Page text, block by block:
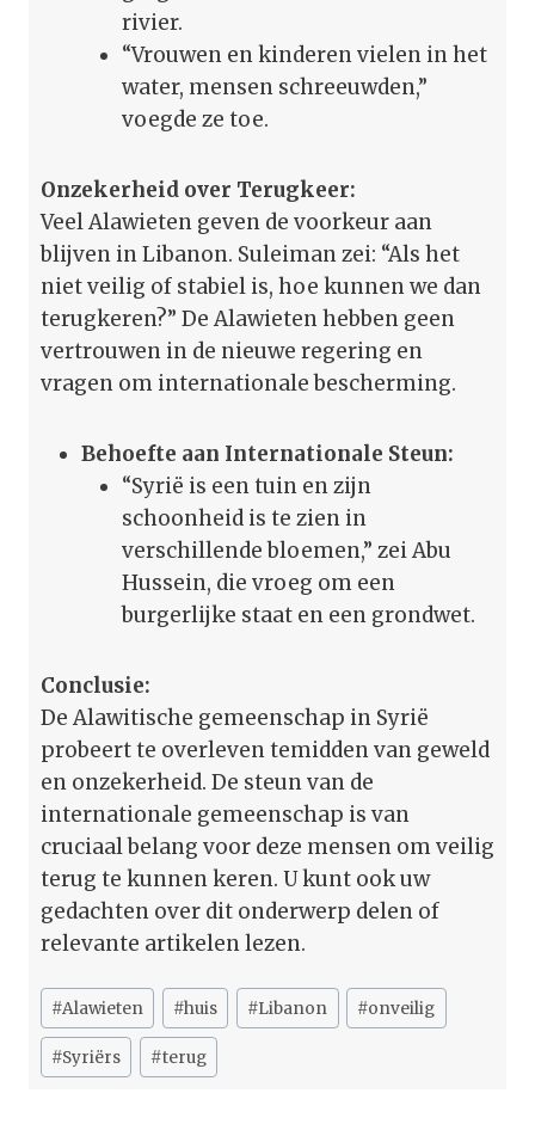
rivier.
“Vrouwen en kinderen vielen in het
water, mensen schreeuwden,”
voegde ze toe.
Onzekerheid over Terugkeer:
Veel Alawieten geven de voorkeur aan
blijven in Libanon. Suleiman zei: “Als het
niet veilig of stabiel is, hoe kunnen we dan
terugkeren?” De Alawieten hebben geen
vertrouwen in de nieuwe regering en
vragen om internationale bescherming.
Behoefte aan Internationale Steun:
“Syrië is een tuin en zijn
schoonheid is te zien in
verschillende bloemen,” zei Abu
Hussein, die vroeg om een
burgerlijke staat en een grondwet.
Conclusie:
De Alawitische gemeenschap in Syrië
probeert te overleven temidden van geweld
en onzekerheid. De steun van de
internationale gemeenschap is van
cruciaal belang voor deze mensen om veilig
terug te kunnen keren. U kunt ook uw
gedachten over dit onderwerp delen of
relevante artikelen lezen.
Bericht
tags:
#Alawieten #huis #Libanon #onveilig
#Syriërs #terug